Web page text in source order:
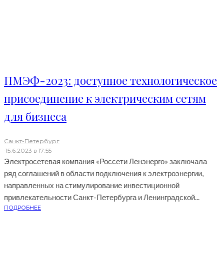
ПМЭФ-2023: доступное технологическое
присоединение к электрическим сетям
для бизнеса
Санкт-Петербург
·15.6.2023 в 17:55
Электросетевая компания «Россети Ленэнерго» заключала
ряд соглашений в области подключения к электроэнергии,
направленных на стимулирование инвестиционной
привлекательности Санкт-Петербурга и Ленинградской...
ПОДРОБНЕЕ